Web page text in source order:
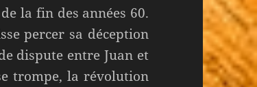
la fin des années 60.
percer sa déception
dispute entre Juan et
trompe, la révolution